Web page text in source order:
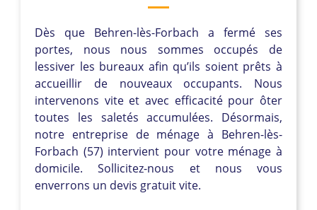
Dès que Behren-lès-Forbach a fermé ses
portes, nous nous sommes occupés de
lessiver les bureaux afin qu’ils soient prêts à
accueillir de nouveaux occupants. Nous
intervenons vite et avec efficacité pour ôter
toutes les saletés accumulées. Désormais,
notre entreprise de ménage à Behren-lès-
Forbach (57) intervient pour votre ménage à
domicile. Sollicitez-nous et nous vous
enverrons un devis gratuit vite.